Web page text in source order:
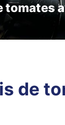
tomates
de